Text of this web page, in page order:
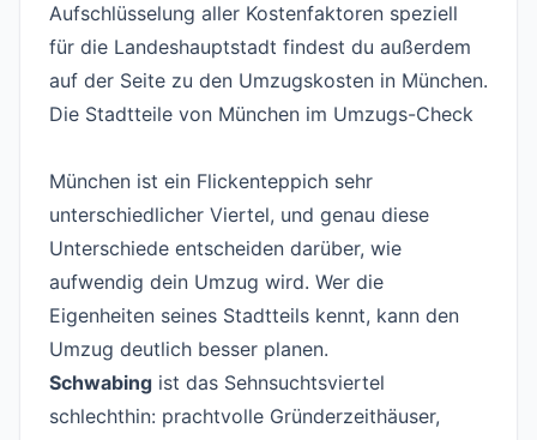
Aufschlüsselung aller Kostenfaktoren speziell
für die Landeshauptstadt findest du außerdem
auf der Seite zu den Umzugskosten in München.
Die Stadtteile von München im Umzugs-Check
München ist ein Flickenteppich sehr
unterschiedlicher Viertel, und genau diese
Unterschiede entscheiden darüber, wie
aufwendig dein Umzug wird. Wer die
Eigenheiten seines Stadtteils kennt, kann den
Umzug deutlich besser planen.
Schwabing ist das Sehnsuchtsviertel
schlechthin: prachtvolle Gründerzeithäuser,